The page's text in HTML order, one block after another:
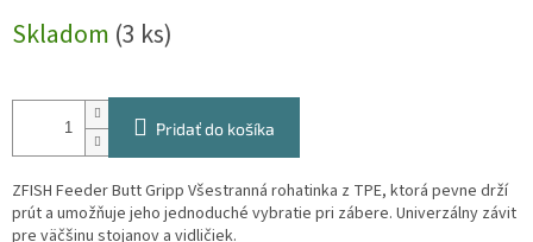
cena:
Skladom (3 ks)
Pridať do košíka
ZFISH Feeder Butt Gripp Všestranná rohatinka z TPE, ktorá pevne drží
prút a umožňuje jeho jednoduché vybratie pri zábere. Univerzálny závit
pre väčšinu stojanov a vidličiek.